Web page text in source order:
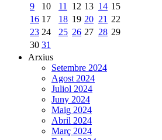
9
10 11 12 13 14 15
16 17 18 19 20 21 22
23 24 25 26 27 28 29
30 31
Arxius
Setembre 2024
Agost 2024
Juliol 2024
Juny 2024
Maig 2024
Abril 2024
Març 2024